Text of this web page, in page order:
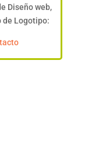
Diseño web,
de Logotipo: